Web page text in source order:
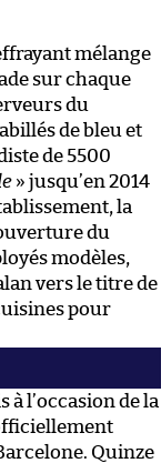
mélange
sur chaque
du
de bleu et
de 5500
» jusqu’en 2014
la
du
modèles,
vers le titre de
pour
l’occasion de la
Quinze